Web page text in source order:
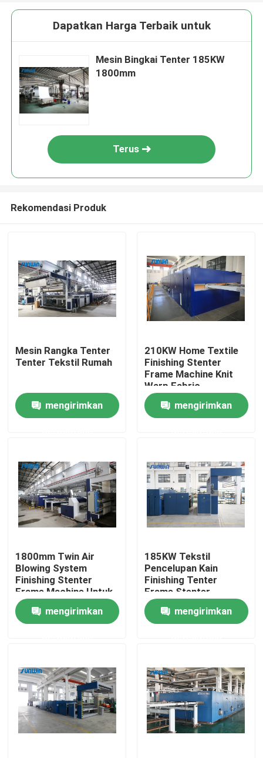
Rumah
Tentang kami
Tur Pabrik
Kontrol kualitas
Hubungi kami
Mesin Stenter Tekstil
Mesin Stenter Udara Panas
Dapatkan Harga Terbaik untuk
Mesin Bingkai Tenter 185KW
1800mm
Terus
Rekomendasi Produk
Mesin Rangka Tenter
Tenter Tekstil Rumah
mengirimkan
210KW Home Textile
Finishing Stenter
Frame Machine Knit
Warp Fabric
mengirimkan
1800mm Twin Air
Blowing System
Finishing Stenter
Frame Machine Untuk
Kain Katun
mengirimkan
185KW Tekstil
Pencelupan Kain
Finishing Tenter
Frame Stenter
Machine
mengirimkan